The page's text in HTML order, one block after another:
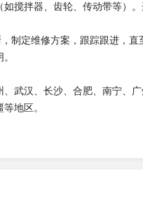
搅拌器、齿轮、传动带等）
制定维修方案，跟踪跟进，
武汉、长沙、合肥、南宁、
地区。